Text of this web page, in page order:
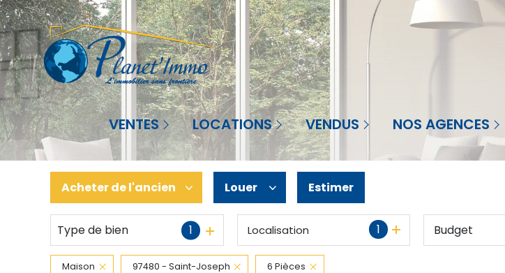
VENTES
Agence à St-Priest-en-Jarez
Agence à La Réunion
LOCATIONS
Saint-Priest-en-Jarez
La Réunion
VENDUS
Saint-Priest-en-Jarez
La Réunion
NOS AGENCES
Agence à La Réunion
Agence en Martinique
Acheterde l'ancien
De l'ancien
De l'immo pro
Louer
à l'année
Estimer
Type de bien 1 1
Localisation Budget
Maison 97480 - Saint-Joseph 6 Pièces